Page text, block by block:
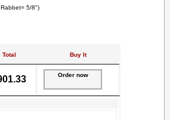
5/8")
Total Buy It
Order now